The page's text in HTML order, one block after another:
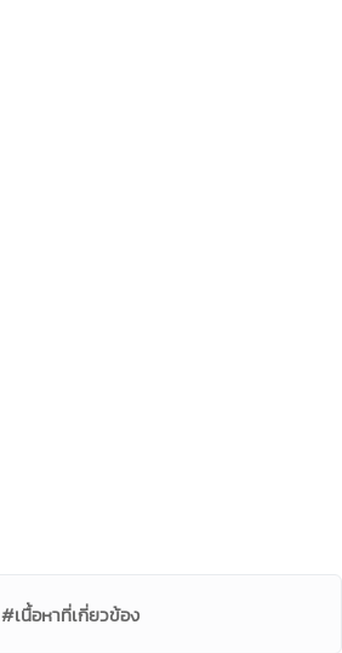
#เนื้อหาที่เกี่ยวข้อง